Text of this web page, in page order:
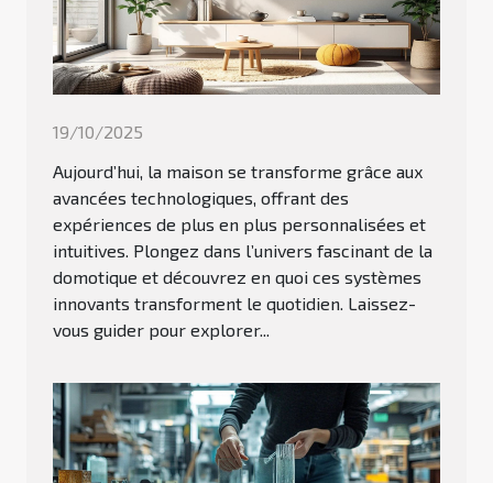
19/10/2025
Aujourd’hui, la maison se transforme grâce aux
avancées technologiques, offrant des
expériences de plus en plus personnalisées et
intuitives. Plongez dans l’univers fascinant de la
domotique et découvrez en quoi ces systèmes
innovants transforment le quotidien. Laissez-
vous guider pour explorer...